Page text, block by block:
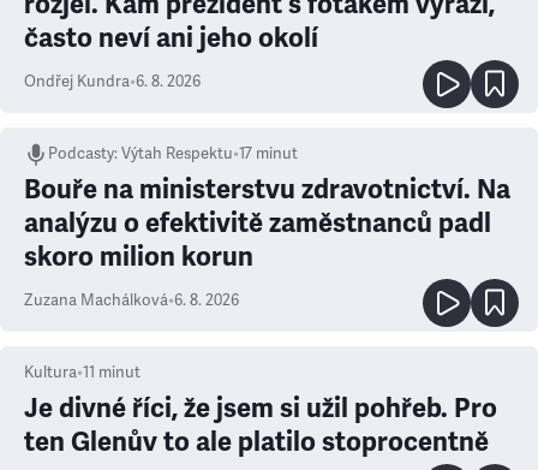
často neví ani jeho okolí
Ondřej Kundra•6. 8. 2026
Podcasty:Výtah Respektu•17 minut
Bouře na ministerstvu zdravotnictví. Na
analýzu o efektivitě zaměstnanců padl
skoro milion korun
Zuzana Machálková•6. 8. 2026
Kultura•11 minut
Je divné říci, že jsem si užil pohřeb. Pro
ten Glenův to ale platilo stoprocentně